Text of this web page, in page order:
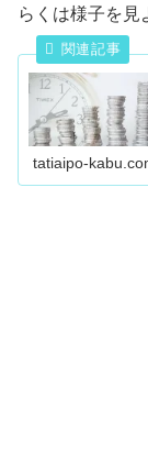
らくは様子を見
tatiaipo-